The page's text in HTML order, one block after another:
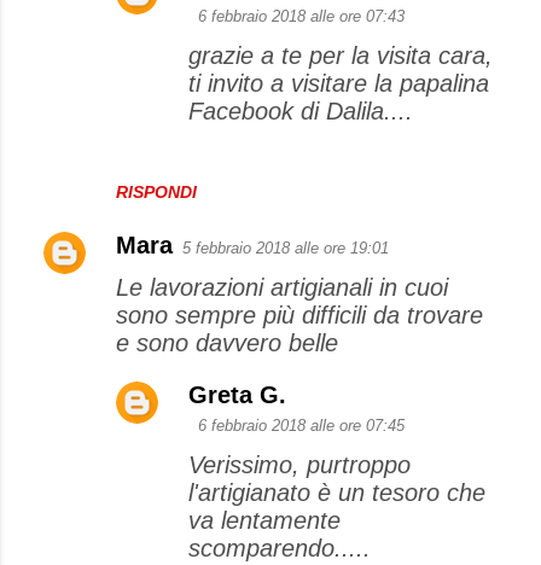
RISPONDI
6 febbraio 2018 alle ore 07:43
grazie a te per la visita cara,
ti invito a visitare la papalina
Facebook di Dalila....
Mara 5 febbraio 2018 alle ore 19:01
Le lavorazioni artigianali in cuoi
sono sempre più difficili da trovare
e sono davvero belle
Greta G.
6 febbraio 2018 alle ore 07:45
Verissimo, purtroppo
l'artigianato è un tesoro che
va lentamente
scomparendo.....